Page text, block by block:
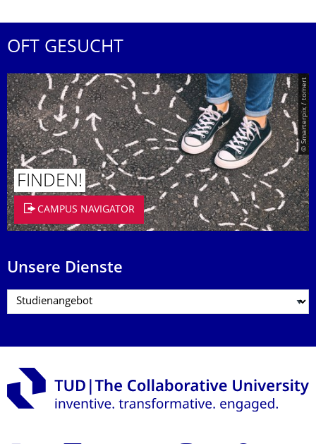
OFT GESUCHT
© Smarterpix / tomert
FINDEN!
CAMPUS NAVIGATOR
Unsere Dienste